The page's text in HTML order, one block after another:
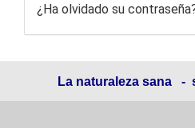
¿Ha olvidado su
La naturaleza sana -